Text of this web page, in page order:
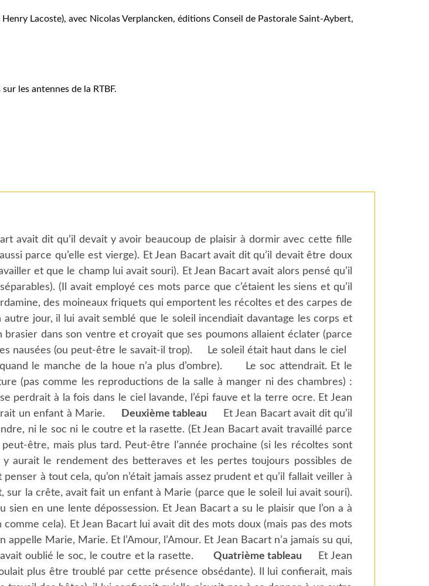
Lacoste), avec Nicolas Verplancken, éditions Conseil de Pastorale Saint-Aybert,
les antennes de la RTBF.
avait dit qu’il devait y avoir beaucoup de plaisir à dormir avec cette fille
parce qu’elle est vierge). Et Jean Bacart avait dit qu’il devait être doux
et que le champ lui avait souri). Et Jean Bacart avait alors pensé qu’il
(Il avait employé ces mots parce que c’étaient les siens et qu’il
des moineaux friquets qui emportent les récoltes et des carpes de
jour, il lui avait semblé que le soleil incendiait davantage les corps et
dans son ventre et croyait que ses poumons allaient éclater (parce
nausées (ou peut-être le savait-il trop). Le soleil était haut dans le ciel
le manche de la houe n’a plus d’ombre). Le soc attendrait. Et le
(pas comme les reproductions de la salle à manger ni des chambres) :
perdrait à la fois dans le ciel lavande, l’épi fauve et la terre ocre. Et Jean
un enfant à Marie.
Deuxième tableau Et Jean Bacart avait dit qu’il
ni le soc ni le coutre et la rasette. (Et Jean Bacart avait travaillé parce
être, mais plus tard. Peut-être l’année prochaine (si les récoltes sont
aurait le rendement des betteraves et les pertes toujours possibles de
à tout cela, qu’on n’était jamais assez prudent et qu’il fallait veiller à
sur la crête, avait fait un enfant à Marie (parce que le soleil lui avait souri).
en une lente dépossession. Et Jean Bacart a su le plaisir que l’on a à
cela). Et Jean Bacart lui avait dit des mots doux (mais pas des mots
Marie, Marie. Et l’Amour, l’Amour. Et Jean Bacart n’a jamais su qui,
oublié le soc, le coutre et la rasette. Quatrième tableau Et Jean
plus être troublé par cette présence obsédante). Il lui confierait, mais